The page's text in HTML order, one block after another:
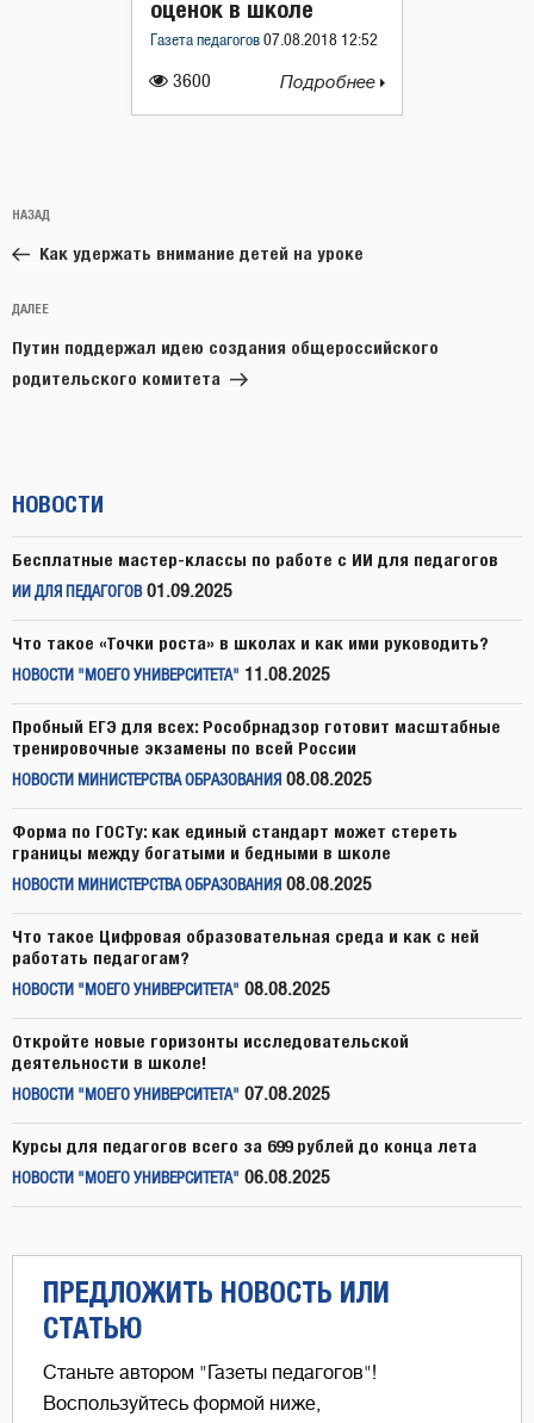
3600
оценок в школе
Газета педагогов 07.08.2018 12:52
Подробнее
по
записям
Предыдущая
запись:
НАЗАД
Как удержать внимание детей на уроке
Следующая
запись
ДАЛЕЕ
Путин поддержал идею создания общероссийского
родительского комитета
НОВОСТИ
Бесплатные мастер-классы по работе с ИИ для педагогов
ИИ ДЛЯ ПЕДАГОГОВ 01.09.2025
Что такое «Точки роста» в школах и как ими руководить?
НОВОСТИ "МОЕГО УНИВЕРСИТЕТА" 11.08.2025
Пробный ЕГЭ для всех: Рособрнадзор готовит масштабные
тренировочные экзамены по всей России
НОВОСТИ МИНИСТЕРСТВА ОБРАЗОВАНИЯ 08.08.2025
Форма по ГОСТу: как единый стандарт может стереть
границы между богатыми и бедными в школе
НОВОСТИ МИНИСТЕРСТВА ОБРАЗОВАНИЯ 08.08.2025
Что такое Цифровая образовательная среда и как с ней
работать педагогам?
НОВОСТИ "МОЕГО УНИВЕРСИТЕТА" 08.08.2025
Откройте новые горизонты исследовательской
деятельности в школе!
НОВОСТИ "МОЕГО УНИВЕРСИТЕТА" 07.08.2025
Курсы для педагогов всего за 699 рублей до конца лета
НОВОСТИ "МОЕГО УНИВЕРСИТЕТА" 06.08.2025
ПРЕДЛОЖИТЬ НОВОСТЬ ИЛИ
СТАТЬЮ
Станьте автором "Газеты педагогов"!
Воспользуйтесь формой ниже,